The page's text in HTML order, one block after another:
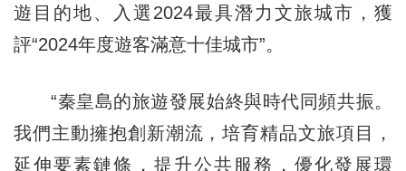
遊目的地、入選2024最具潛力文旅城市，獲
評“2024年度遊客滿意十佳城市”。
“秦皇島的旅遊發展始終與時代同頻共振。
我們主動擁抱創新潮流，培育精品文旅項目，
延伸要素鏈條，提升公共服務，優化發展環